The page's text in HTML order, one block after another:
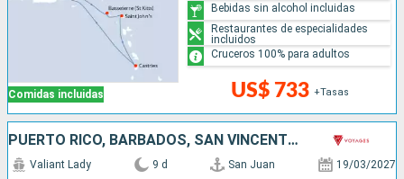
Comidas incluidas US$ 733 +Tasas
Bebidas sin alcohol incluidas
Restaurantes de especialidades
incluidos
Cruceros 100% para adultos
PUERTO RICO, BARBADOS, SAN VINCENT Y LAS GRANADINAS, DOMINICA, SAN MARTÍN
Valiant Lady 9 d San Juan 19/03/2027